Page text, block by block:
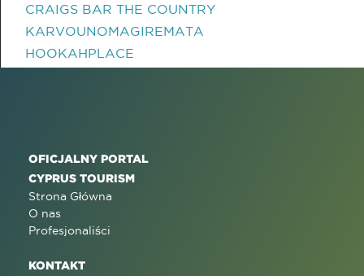
CRAIGS BAR THE COUNTRY
KARVOUNOMAGIREMATA
HOOKAHPLACE
OFICJALNY PORTAL
CYPRUS TOURISM
Strona Główna
O nas
Profesjonaliści
KONTAKT